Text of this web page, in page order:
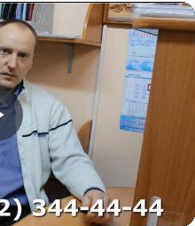
Воспроизвести